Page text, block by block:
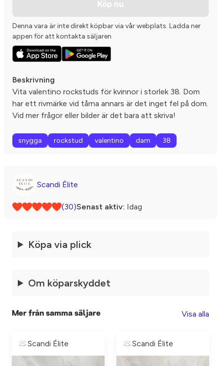
Köp nu
Denna vara är inte direkt köpbar via vår webplats. Ladda ner
appen för att kontakta säljaren
Beskrivning
Vita valentino rockstuds för kvinnor i storlek 38. Dom
har ett rivmärke vid tårna annars är det inget fel på dom.
Vid mer frågor eller bilder är det bara att skriva!
snygga rockstud valentino dam 38
Scandi Élite
(30)Senast aktiv: Idag
Köpa via plick
Om köparskyddet
Mer från samma säljare Visa alla
Scandi Élite Scandi Élite